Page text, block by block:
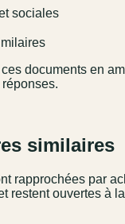
sociales
documents en
similaires
rapprochées par
restent ouvertes à